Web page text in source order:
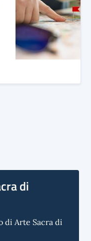
di
di Arte Sacra di